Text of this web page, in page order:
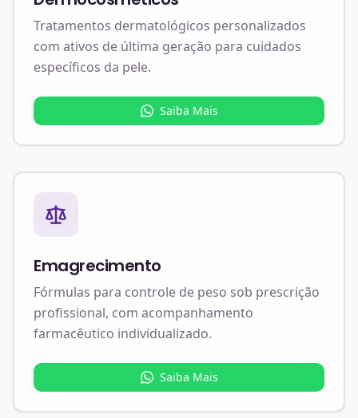
Tratamentos dermatológicos personalizados
com ativos de última geração para cuidados
específicos da pele.
Saiba Mais
Emagrecimento
Fórmulas para controle de peso sob prescrição
profissional, com acompanhamento
farmacêutico individualizado.
Saiba Mais